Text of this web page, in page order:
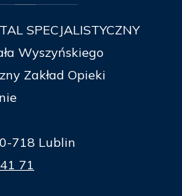
SPECJALISTYCZNY
Wyszyńskiego
Zakład Opieki
718 Lublin
71